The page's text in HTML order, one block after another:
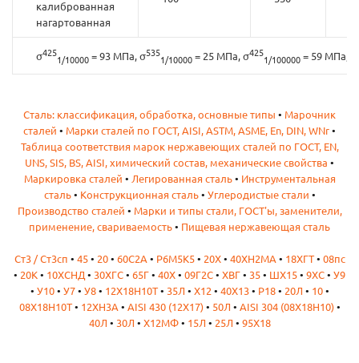
калиброванная
нагартованная
σ425
1/10000= 93 МПа, σ535
1/10000= 25 МПа, σ425
1/100000= 59 МПа, σ
Сталь: классификация, обработка, основные типы • Марочник
сталей • Марки сталей по ГОСТ, AISI, ASTM, ASME, En, DIN, WNr•
Таблица соответствия марок нержавеющих сталей по ГОСТ, EN,
UNS, SIS, BS, AISI, химический состав, механические свойства •
Маркировка сталей • Легированная сталь• Инструментальная
сталь• Конструкционная сталь• Углеродистые стали •
Производство сталей • Марки и типы стали, ГОСТ'ы, заменители,
применение, свариваемость• Пищевая нержавеющая сталь
Ст3 / Ст3сп • 45• 20• 60С2А • Р6М5К5• 20Х• 40ХН2МА • 18ХГТ• 08пс
• 20К• 10ХСНД • 30ХГС• 65Г• 40Х• 09Г2С• ХВГ• 35• ШХ15• 9ХС• У9
• У10• У7• У8• 12Х18Н10Т• 35Л • Х12 • 40Х13• Р18• 20Л • 10•
08Х18Н10Т• 12ХН3А • AISI 430 (12Х17)• 50Л • AISI 304 (08Х18Н10)•
40Л • 30Л • Х12МФ• 15Л • 25Л • 95Х18